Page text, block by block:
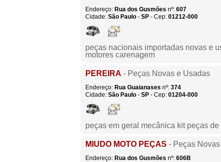
Endereço: Rua dos Gusmões nº: 607
Cidade: São Paulo - SP - Cep: 01212-000
peças nacionais importadas novas e
motores carenagem
PEREIRA - Peças Novas e Usadas
Endereço: Rua Guaianases nº: 374
Cidade: São Paulo - SP - Cep: 01204-000
peças em geral mecânica kit peças
MIUDO MOTO PEÇAS - Peças
Endereço: Rua dos Gusmões nº: 606B